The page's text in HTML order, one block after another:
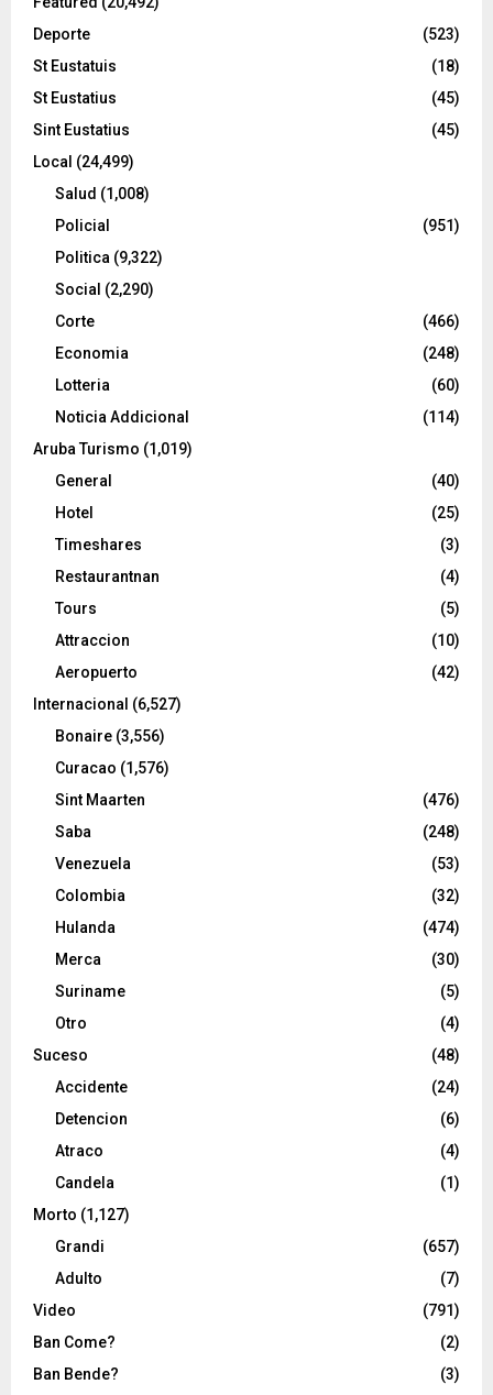
Deporte
(523)
St Eustatuis
(18)
St Eustatius
(45)
Sint Eustatius
(45)
Local (24,499)
Salud (1,008)
Policial
(951)
Politica (9,322)
Social (2,290)
Corte
(466)
Economia
(248)
Lotteria
(60)
Noticia Addicional
(114)
Aruba Turismo (1,019)
General
(40)
Hotel
(25)
Timeshares
(3)
Restaurantnan
(4)
Tours
(5)
Attraccion
(10)
Aeropuerto
(42)
Internacional (6,527)
Bonaire (3,556)
Curacao (1,576)
Sint Maarten
(476)
Saba
(248)
Venezuela
(53)
Colombia
(32)
Hulanda
(474)
Merca
(30)
Suriname
(5)
Otro
(4)
Suceso
(48)
Accidente
(24)
Detencion
(6)
Atraco
(4)
Candela
(1)
Morto (1,127)
Grandi
(657)
Adulto
(7)
Video
(791)
Ban Come?
(2)
Ban Bende?
(3)